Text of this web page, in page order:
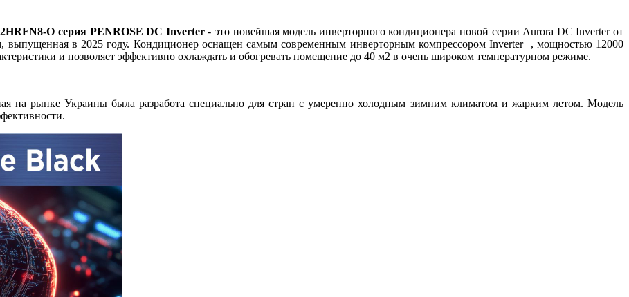
O серия PENROSE DC Inverter- это новейшая модель инверторного кондиционера новой серии Aurora DC Inverter от
выпущенная в 2025 году. Кондиционер оснащен самым современным инверторным компрессором Inverter , мощностью 12000
и позволяет эффективно охлаждать и обогревать помещение до 40 м2 в очень широком температурном режиме.
на рынке Украины была разработа специально для стран с умеренно холодным зимним климатом и жарким летом. Модель